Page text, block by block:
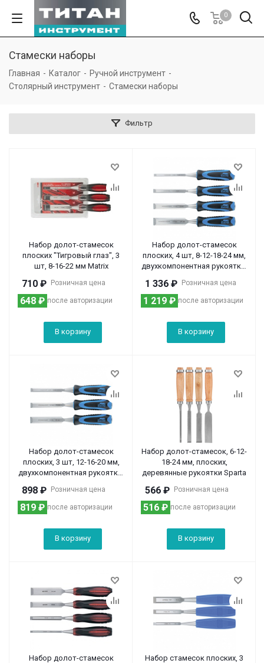
0
Стамески наборы
Главная - Каталог - Ручной инструмент -
Столярный инструмент - Стамески наборы
Фильтр
Набор долот-стамесок
плоских "Тигровый глаз", 3
шт, 8-16-22 мм Matrix
Розничная цена
710 ₽
после авторизации
648 ₽
В корзину
Набор долот-стамесок
плоских, 4 шт, 8-12-18-24 мм,
двухкомпонентная рукоятка,
Барс
Розничная цена
1 336 ₽
после авторизации
1 219 ₽
В корзину
Набор долот-стамесок
плоских, 3 шт, 12-16-20 мм,
двухкомпонентная рукоятка,
Барс
Розничная цена
898 ₽
после авторизации
819 ₽
В корзину
Набор долот-стамесок, 6-12-
18-24 мм, плоских,
деревянные рукоятки Sparta
Розничная цена
566 ₽
после авторизации
516 ₽
В корзину
Набор долот-стамесок
Набор стамесок плоских, 3